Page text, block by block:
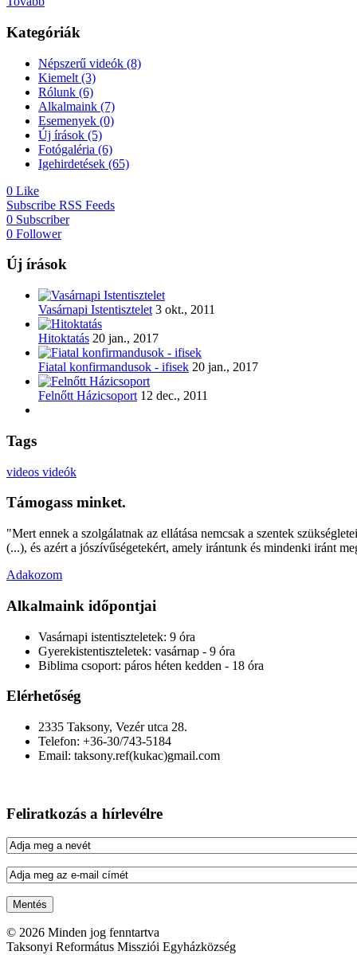
Kategóriák
Népszerű videók (8)
Kiemelt (3)
Rólunk (6)
Alkalmaink (7)
Esemenyek (0)
Új írások (5)
Fotógaléria (6)
Igehirdetések (65)
0 Like
Subscribe RSS Feeds
0 Subscriber
0 Follower
Új írások
Vasárnapi Istentisztelet 3 okt., 2011
Hitoktatás 20 jan., 2017
Fiatal konfirmandusok - ifisek 20 jan., 2017
Felnőtt Házicsoport 12 dec., 2011
Tags
videos videók
Támogass minket.
"Mert ennek a szolgálatnak az ellátása nemcsak a szentek
(...), és azért a jószívűségetekért, amely irántunk és mindenki iránt
Adakozom
Alkalmaink időpontjai
Vasárnapi istentiszteletek: 9 óra
Gyerekistentiszteletek: vasárnap - 9 óra
Biblima csoport: páros héten kedden - 18 óra
Elérhetőség
2335 Taksony, Vezér utca 28.
Telefon: +36-30/743-5184
Email: taksony.ref(kukac)gmail.com
Feliratkozás a hírlevélre
© 2026 Minden jog fenntartva
Taksonyi Református Missziói Egyházközség